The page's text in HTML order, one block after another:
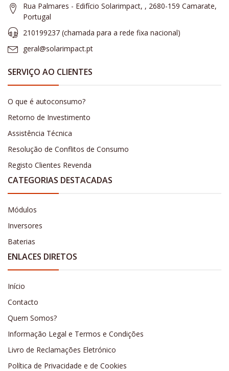
Rua Palmares - Edifício Solarimpact, , 2680-159 Camarate,
Portugal
210199237 (​chamada para a rede fixa nacional)
geral@solarimpact.pt
SERVIÇO AO CLIENTES
O que é autoconsumo?
Retorno de Investimento
Assistência Técnica
Resolução de Conflitos de Consumo
Registo Clientes Revenda
CATEGORIAS DESTACADAS
Módulos
Inversores
Baterias
ENLACES DIRETOS
Início
Contacto
Quem Somos?
Informação Legal e Termos e Condições
Livro de Reclamações Eletrónico
Política de Privacidade e de Cookies